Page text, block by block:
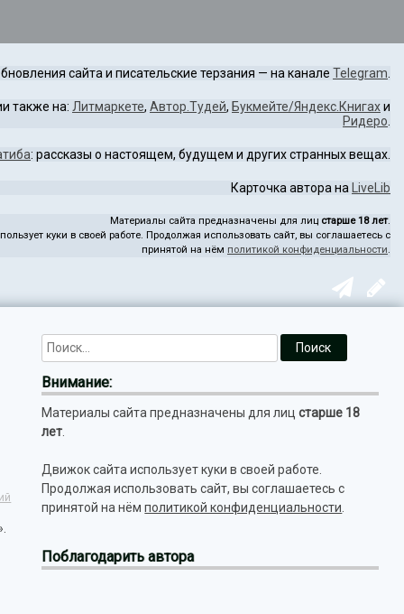
сайта и писательские терзания — на канале Telegram
также на: Литмаркете, Автор.Тудей, Букмейте/Яндекс.Книгахи
Ридеро
: рассказы о настоящем, будущем и других странных вещах.
Карточка автора на LiveLib
Материалы сайта предназначены для лиц старше 18 лет.
куки в своей работе. Продолжая использовать сайт, вы соглашаетесь с
принятой на нём политикой конфиденциальности.
Внимание:
Материалы сайта предназначены для лицстарше 18
лет
Движок сайта использует куки в своей работе.
Продолжая использовать сайт, вы соглашаетесь с
принятой на нёмполитикой конфиденциальности
Поблагодарить автора